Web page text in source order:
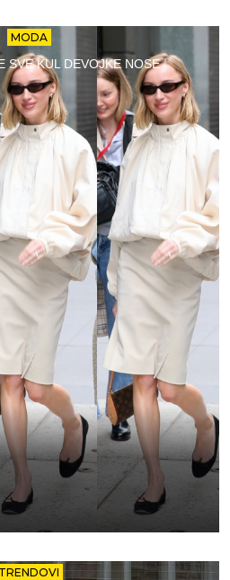
MODA
SVE KUL DEVOJKE NOSE
TRENDOVI